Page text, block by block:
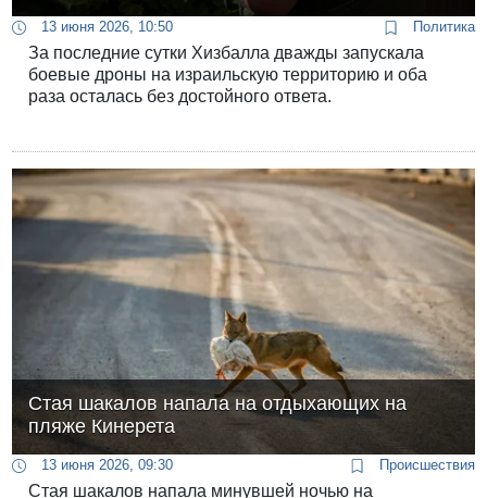
13 июня 2026, 10:50 Политика
За последние сутки Хизбалла дважды запускала
боевые дроны на израильскую территорию и оба
раза осталась без достойного ответа.
Стая шакалов напала на отдыхающих на
пляже Кинерета
13 июня 2026, 09:30 Происшествия
Стая шакалов напала минувшей ночью на